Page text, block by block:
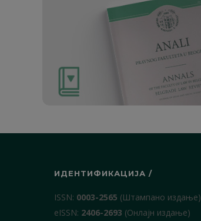
ИДЕНТИФИКАЦИЈА /
ISSN: 0003-2565 (Штампано издање)
еISSN: 2406-2693 (Онлајн издање)